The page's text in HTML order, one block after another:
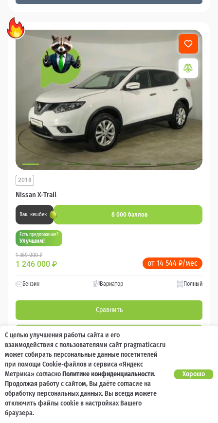
Nissan X-Trail
2018
Ваш кешбек 8 000 баллов
Есть предложение?
Улучшим!
1 369 000 ₽
1 246 000 ₽ от 14 544 ₽/мес
Бензин Вариатор Полный
Сравнить
Подробнее
Перезвоним за минуту
С целью улучшения работы сайта и его
взаимодействия с пользователями сайт pragmaticar.ru
может собирать персональные данные посетителей
при помощи Cookie-файлов и сервиса «Яндекс
Метрика» согласноПолитике конфиденциальности.
Продолжая работу с сайтом, Вы даёте согласие на
обработку персональных данных. Вы всегда можете
отключить файлы cookie в настройках Вашего
браузера.
Хорошо